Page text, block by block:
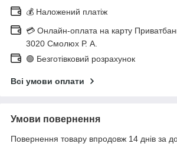
💰 Наложений платіж
💳 Онлайн-оплата на карту
3020 Смолюх Р. А.
🟢 Безготівковий розрахунок
Всі умови оплати
Умови повернення
Повернення товару впродовж 14 днів за